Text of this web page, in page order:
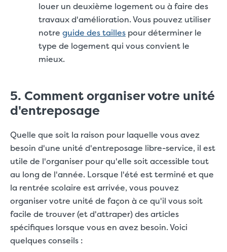
louer un deuxième logement ou à faire des
travaux d'amélioration. Vous pouvez utiliser
notre guide des tailles pour déterminer le
type de logement qui vous convient le
mieux.
5. Comment organiser votre unité
d'entreposage
Quelle que soit la raison pour laquelle vous avez
besoin d'une unité d'entreposage libre-service, il est
utile de l'organiser pour qu'elle soit accessible tout
au long de l'année. Lorsque l'été est terminé et que
la rentrée scolaire est arrivée, vous pouvez
organiser votre unité de façon à ce qu'il vous soit
facile de trouver (et d'attraper) des articles
spécifiques lorsque vous en avez besoin. Voici
quelques conseils :